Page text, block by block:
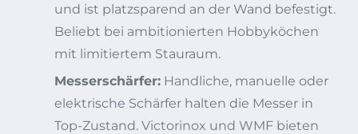
und ist platzsparend an der Wand befestigt.
Beliebt bei ambitionierten Hobbyköchen
mit limitiertem Stauraum.
Messerschärfer: Handliche, manuelle oder
elektrische Schärfer halten die Messer in
Top-Zustand. Victorinox und WMF bieten